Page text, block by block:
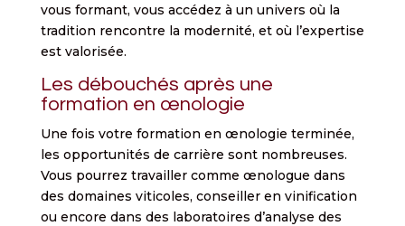
vous formant, vous accédez à un univers où la
tradition rencontre la modernité, et où l’expertise
est valorisée.
Les débouchés après une
formation en œnologie
Une fois votre formation en œnologie terminée,
les opportunités de carrière sont nombreuses.
Vous pourrez travailler comme œnologue dans
des domaines viticoles, conseiller en vinification
ou encore dans des laboratoires d’analyse des